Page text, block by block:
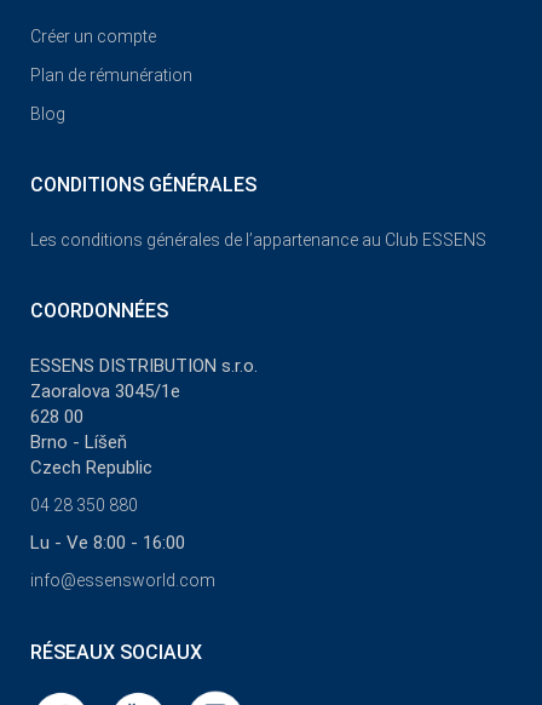
Créer un compte
Plan de rémunération
Blog
CONDITIONS GÉNÉRALES
Les conditions générales de l’appartenance au Club ESSENS
COORDONNÉES
ESSENS DISTRIBUTION s.r.o.
Zaoralova 3045/1e
628 00
Brno - Líšeň
Czech Republic
04 28 350 880
Lu - Ve 8:00 - 16:00
info@essensworld.com
RÉSEAUX SOCIAUX